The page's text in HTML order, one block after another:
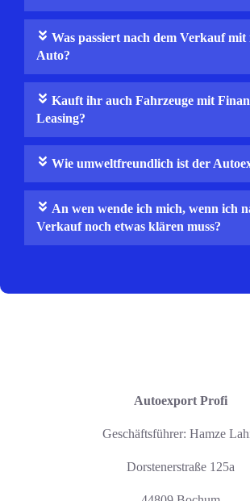
Was passiert nach dem Verkauf mit
Auto?
Kauft ihr auch Fahrzeuge mit
Leasing?
Wie umweltfreundlich ist der
An wen wende ich mich, wenn ich
Verkauf noch etwas klären muss?
Autoexport Profi
Geschäftsführer: Hamze
Dorstenerstraße 125a